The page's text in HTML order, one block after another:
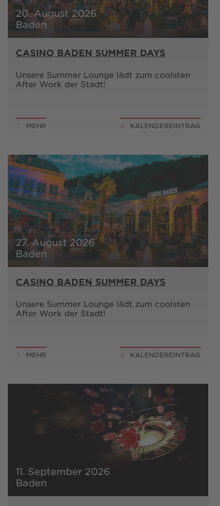
20. August 2026
Baden
CASINO BADEN SUMMER DAYS
Unsere Summer Lounge lädt zum coolsten
After Work der Stadt!
MEHR KALENDEREINTRAG
27. August 2026
Baden
CASINO BADEN SUMMER DAYS
Unsere Summer Lounge lädt zum coolsten
After Work der Stadt!
MEHR KALENDEREINTRAG
11. September 2026
Baden